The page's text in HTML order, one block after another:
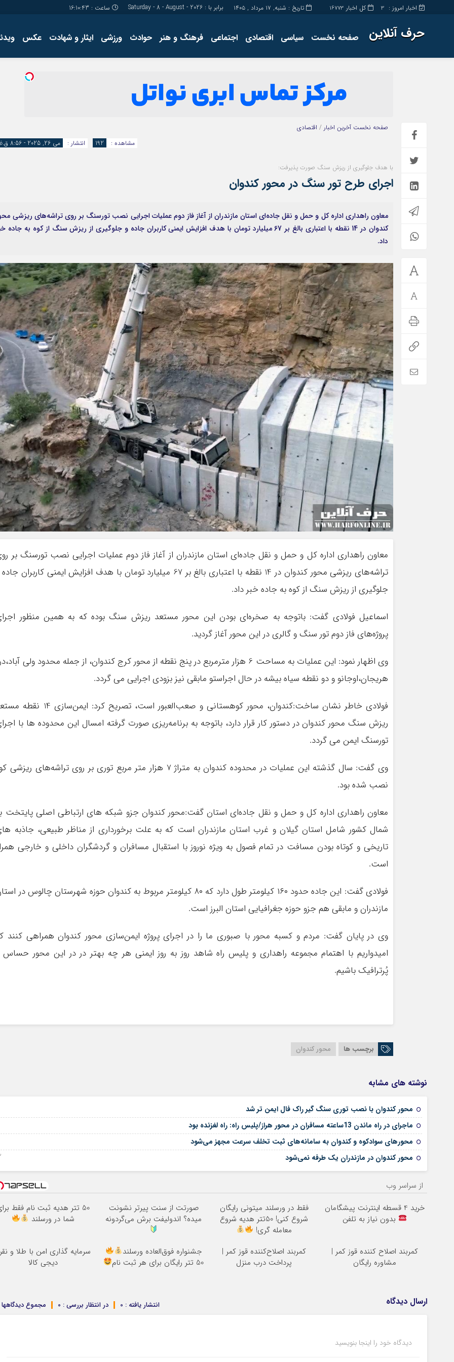
کل اخبار 16773 اخبار امروز : 3 تاریخ : شنبه, ۱۷ مرداد , ۱۴۰۵ برابر با : Saturday - 8 - August - 2026 ساعت : 16:10:43
حرف آنلاین صفحه نخست سیاسی اقتصادی اجتماعی فرهنگ و هنر حوادث ورزشی ایثار و شهادت عکس
کارگاه
تولید
مجله ای
صفحه نخست آخرین اخبار / اقتصادی
انتشار :
می 26, 2025 - 8:56 ق.ظ مشاهده : 192
با هدف جلوگیری از ریزش سنگ صورت پذیرفت:
اجرای طرح تور سنگ در محور کندوان
معاون راهداری اداره کل و حمل و نقل جاده‌ای استان مازندران از آغاز فاز دوم عملیات اجرایی نصب تورسنگ بر روی تراشه‌های ریزشی
کندوان در 14 نقطه با اعتباری بالغ بر 67 میلیارد تومان با هدف افزایش ایمنی کاربران جاده و جلوگیری از ریزش سنگ از کوه به جاده
داد.
معاون راهداری اداره کل و حمل و نقل جاده‌ای استان مازندران از آغاز فاز دوم عملیات اجرایی نصب تورسنگ بر
تراشه‌های ریزشی محور کندوان در 14 نقطه با اعتباری بالغ بر 67 میلیارد تومان با هدف افزایش ایمنی کاربران
جلوگیری از ریزش سنگ از کوه به جاده خبر داد.
اسماعیل فولادی گفت: باتوجه به صخره‌ای بودن این محور مستعد ریزش سنگ بوده که به همین منظور
پروژه‌های فاز دوم تور سنگ و گالری در این محور آغاز گردید.
وی اظهار نمود: این عملیات به مساحت 6 هزار مترمربع در پنج نقطه از محور کرج کندوان، از جمله محدود ولی
هریجان،اوجانو و دو نقطه سیاه بیشه در حال اجراستو مابقی نیز بزودی اجرایی می گردد.
فولادی خاطر نشان ساخت:کندوان، محور کوهستانی و صعب‌العبور است، تصریح کرد:
ریزش سنگ محور کندوان در دستور کار قرار دارد، باتوجه به برنامه‌ریزی صورت گرفته امسال این محدوده ها با
تورسنگ ایمن می گردد.
وی گفت: سال گذشته این عملیات در محدوده کندوان به متراژ 7 هزار متر مربع توری بر روی تراشه‌های
نصب شده بود.
معاون راهداری اداره کل و حمل و نقل جاده‌ای استان گفت:محور کندوان جزو شبکه های ارتباطی اصلی پایتخت
شمال کشور شامل استان گیلان و غرب استان مازندران است که به علت برخورداری از مناظر طبیعی، جاذبه
تاریخی و کوتاه بودن مسافت در تمام فصول به ویژه نوروز با استقبال مسافران و گردشگران داخلی و خارجی
است.
فولادی گفت: این جاده حدود ۱۶۰ کیلومتر طول دارد که ۸۰ کیلومتر مربوط به کندوان حوزه شهرستان چالوس در
مازندران و مابقی هم جزو حوزه جغرافیایی استان البرز است.
وی در پایان گفت: مردم و کسبه محور با صبوری ما را در اجرای پروژه ایمن‌سازی محور کندوان همراهی کنند
امیدواریم با اهتمام مجموعه راهداری و پلیس راه شاهد روز به روز ایمنی هر چه بهتر در در این محور حساس
پُرترافیک باشیم.
برچسب ها محور کندوان
نوشته های مشابه
محور کندوان با نصب توری سنگ گیر راک فال ایمن تر شد
ماجرای در راه ماندن 13ساعته مسافران در محور هراز/پلیس راه: راه لغزنده بود
محور‌های سوادکوه و کندوان به سامانه‌های ثبت تخلف سرعت مجهز می‌شود
محور کندوان در مازندران یک طرفه نمی‌شود
از سراسر وب
خرید 4 قسطه اینترنت پیشگامان
بدون نیاز به تلفن
فقط در ورسلند میتونی رایگان
شروع کنی! 50تتر هدیه شروع
معامله گری!
صورتت از سنت پیرتر نشونت
میده؟ اندولیفت برش می‌گردونه
50 تتر هدیه ثبت نام فقط
شما در ورسلند
کمربند اصلاح کننده قوز کمر |
مشاوره رایگان
کمربند اصلاح‌کننده قوز کمر |
پرداخت درب منزل
جشنواره فوق‌العاده ورسلند
50 تتر رایگان برای هر ثبت نام
سرمایه گذاری امن با طلا و
دیجی کالا
ارسال دیدگاه مجموع دیدگاهها : در انتظار بررسی : 0 انتشار یافته : 0
دیدگاه خود را اینجا بنویسید